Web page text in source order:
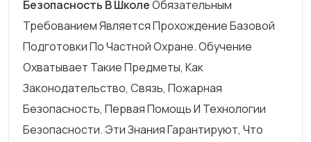
Безопасность В ШколеОбязательным
Требованием Является Прохождение Базовой
Подготовки По Частной Охране. Обучение
Охватывает Такие Предметы, Как
Законодательство, Связь, Пожарная
Безопасность, Первая Помощь И Технологии
Безопасности. Эти Знания Гарантируют, Что